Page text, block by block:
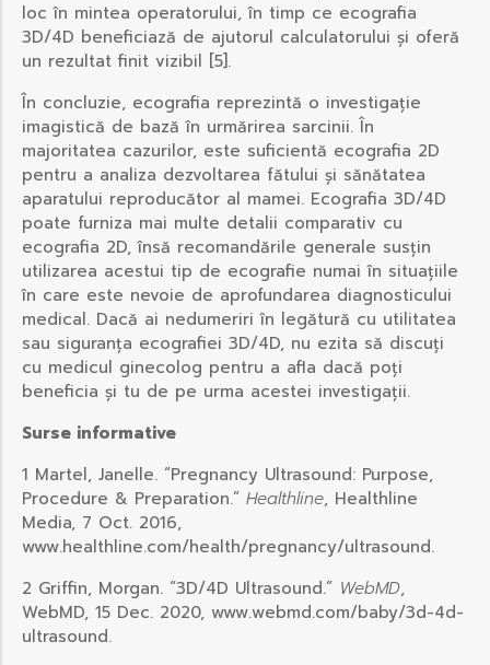
loc în mintea operatorului, în timp ce ecografia
3D/4D beneficiază de ajutorul calculatorului și oferă
un rezultat finit vizibil [5].
În concluzie, ecografia reprezintă o investigație
imagistică de bază în urmărirea sarcinii. În
majoritatea cazurilor, este suficientă ecografia 2D
pentru a analiza dezvoltarea fătului și sănătatea
aparatului reproducător al mamei. Ecografia 3D/4D
poate furniza mai multe detalii comparativ cu
ecografia 2D, însă recomandările generale susțin
utilizarea acestui tip de ecografie numai în situațiile
în care este nevoie de aprofundarea diagnosticului
medical. Dacă ai nedumeriri în legătură cu utilitatea
sau siguranța ecografiei 3D/4D, nu ezita să discuți
cu medicul ginecolog pentru a afla dacă poți
beneficia și tu de pe urma acestei investigații.
Surse informative
1 Martel, Janelle. “Pregnancy Ultrasound: Purpose,
Procedure & Preparation.” Healthline, Healthline
Media, 7 Oct. 2016,
www.healthline.com/health/pregnancy/ultrasound.
2 Griffin, Morgan. “3D/4D Ultrasound.” WebMD,
WebMD, 15 Dec. 2020, www.webmd.com/baby/3d-4d-
ultrasound.